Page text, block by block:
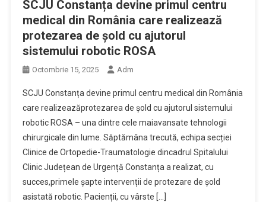
SCJU Constanța devine primul centru
medical din România care realizează
protezarea de șold cu ajutorul
sistemului robotic ROSA
Octombrie 15, 2025 Adm
SCJU Constanța devine primul centru medical din România
care realizeazăprotezarea de șold cu ajutorul sistemului
robotic ROSA – una dintre cele maiavansate tehnologii
chirurgicale din lume. Săptămâna trecută, echipa secției
Clinice de Ortopedie-Traumatologie dincadrul Spitalului
Clinic Județean de Urgență Constanța a realizat, cu
succes,primele șapte intervenții de protezare de șold
asistată robotic. Pacienții, cu vârste […]